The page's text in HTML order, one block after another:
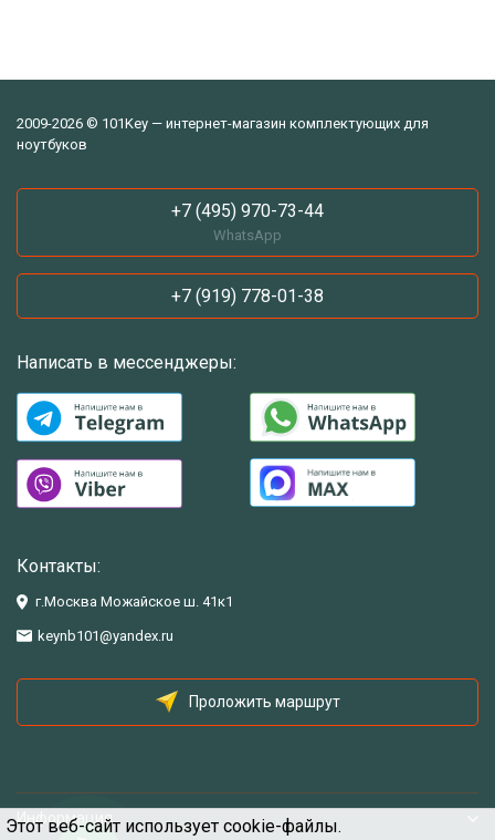
Этот веб-сайт использует cookie-файлы.
2009-2026 © 101Key — интернет-магазин комплектующих для
ноутбуков
+7 (495) 970-73-44
WhatsApp
+7 (919) 778-01-38
Написать в мессенджеры:
Контакты:
г.Москва Можайское ш. 41к1
keynb101@yandex.ru
Проложить маршрут
Информация